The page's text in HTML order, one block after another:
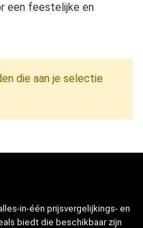
een feestelijke en
die aan je selectie
in-één prijsvergelijkings- en
biedt die beschikbaar zijn